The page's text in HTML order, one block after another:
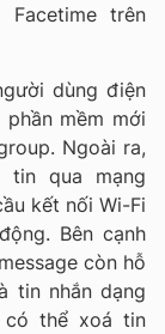
trên
dùng điện
mềm mới
Ngoài ra,
tin qua mạng
kết nối Wi-Fi
Bên cạnh
còn hỗ
tin nhắn dạng
có thể xoá tin